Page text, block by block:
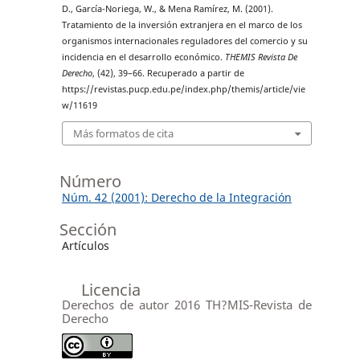
D., García-Noriega, W., & Mena Ramírez, M. (2001).
Tratamiento de la inversión extranjera en el marco de los
organismos internacionales reguladores del comercio y su
incidencia en el desarrollo económico. THEMIS Revista De
Derecho, (42), 39–66. Recuperado a partir de
https://revistas.pucp.edu.pe/index.php/themis/article/vie
w/11619
Más formatos de cita
Número
Núm. 42 (2001): Derecho de la Integración
Sección
Artículos
Licencia
Derechos de autor 2016 TH?MIS-Revista de
Derecho